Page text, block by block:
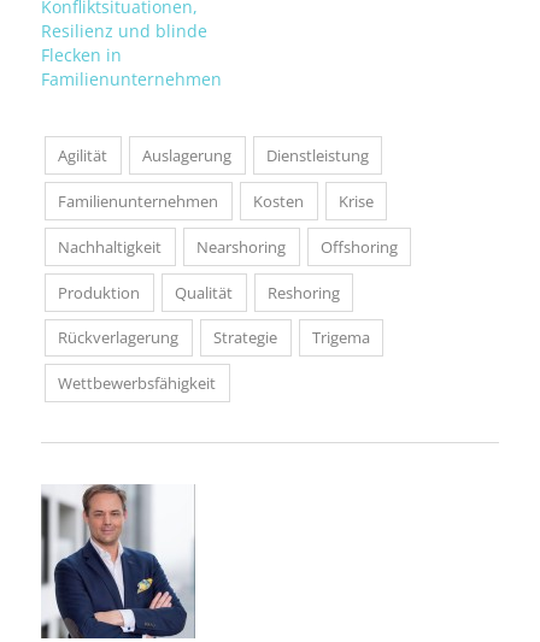
Konfliktsituationen,
Resilienz und blinde
Flecken in
Familienunternehmen
Agilität Auslagerung Dienstleistung
Familienunternehmen Kosten Krise
Nachhaltigkeit Nearshoring Offshoring
Produktion Qualität Reshoring
Rückverlagerung Strategie Trigema
Wettbewerbsfähigkeit